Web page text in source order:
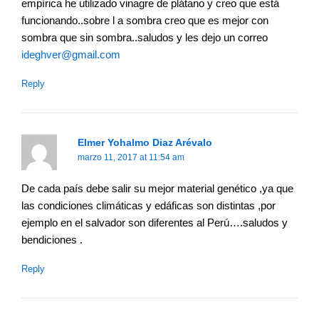
empírica he utilizado vinagre de plátano y creo que está
funcionando..sobre l a sombra creo que es mejor con
sombra que sin sombra..saludos y les dejo un correo
ideghver@gmail.com
Reply
Elmer Yohalmo Diaz Arévalo
marzo 11, 2017 at 11:54 am
De cada país debe salir su mejor material genético ,ya que
las condiciones climáticas y edáficas son distintas ,por
ejemplo en el salvador son diferentes al Perú….saludos y
bendiciones .
Reply